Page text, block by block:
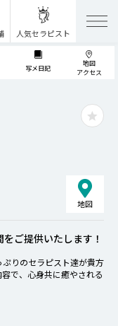
人気セラピスト
写メ日記
地図
アクセス
地図
ご提供いたします！
りのセラピスト達が貴方
で、心身共に癒やされる